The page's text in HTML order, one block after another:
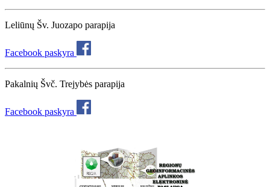
Leliūnų Šv. Juozapo parapija
Facebook paskyra
Pakalnių Švč. Trejybės parapija
Facebook paskyra